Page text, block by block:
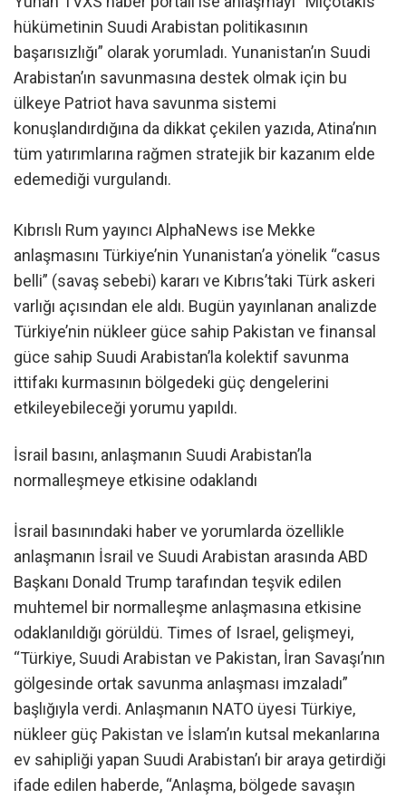
hükümetinin Suudi Arabistan politikasının
başarısızlığı” olarak yorumladı. Yunanistan’ın Suudi
Arabistan’ın savunmasına destek olmak için bu
ülkeye Patriot hava savunma sistemi
konuşlandırdığına da dikkat çekilen yazıda, Atina’nın
tüm yatırımlarına rağmen stratejik bir kazanım elde
edemediği vurgulandı.
Kıbrıslı Rum yayıncı AlphaNews ise Mekke
anlaşmasını Türkiye’nin Yunanistan’a yönelik “casus
belli” (savaş sebebi) kararı ve Kıbrıs’taki Türk askeri
varlığı açısından ele aldı. Bugün yayınlanan analizde
Türkiye’nin nükleer güce sahip Pakistan ve finansal
güce sahip Suudi Arabistan’la kolektif savunma
ittifakı kurmasının bölgedeki güç dengelerini
etkileyebileceği yorumu yapıldı.
İsrail basını, anlaşmanın Suudi Arabistan’la
normalleşmeye etkisine odaklandı
İsrail basınındaki haber ve yorumlarda özellikle
anlaşmanın İsrail ve Suudi Arabistan arasında ABD
Başkanı Donald Trump tarafından teşvik edilen
muhtemel bir normalleşme anlaşmasına etkisine
odaklanıldığı görüldü. Times of Israel, gelişmeyi,
“Türkiye, Suudi Arabistan ve Pakistan, İran Savaşı’nın
gölgesinde ortak savunma anlaşması imzaladı”
başlığıyla verdi. Anlaşmanın NATO üyesi Türkiye,
nükleer güç Pakistan ve İslam’ın kutsal mekanlarına
ev sahipliği yapan Suudi Arabistan’ı bir araya getirdiği
ifade edilen haberde, “Anlaşma, bölgede savaşın